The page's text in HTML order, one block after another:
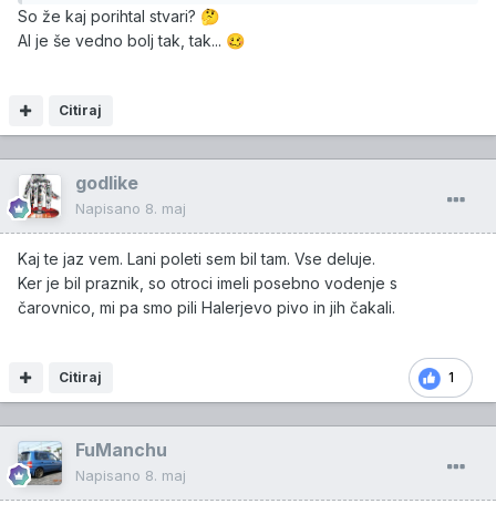
So že kaj porihtal stvari? 🤔
Al je še vedno bolj tak, tak... 🥴
Citiraj
godlike
Napisano 8. maj
Kaj te jaz vem. Lani poleti sem bil tam. Vse deluje.
Ker je bil praznik, so otroci imeli posebno vodenje s
čarovnico, mi pa smo pili Halerjevo pivo in jih čakali.
1
Citiraj
FuManchu
Napisano 8. maj